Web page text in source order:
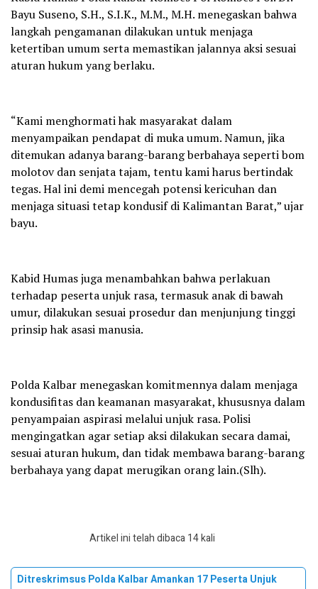
Bayu Suseno, S.H., S.I.K., M.M., M.H. menegaskan bahwa
langkah pengamanan dilakukan untuk menjaga
ketertiban umum serta memastikan jalannya aksi sesuai
aturan hukum yang berlaku.
“Kami menghormati hak masyarakat dalam
menyampaikan pendapat di muka umum. Namun, jika
ditemukan adanya barang-barang berbahaya seperti bom
molotov dan senjata tajam, tentu kami harus bertindak
tegas. Hal ini demi mencegah potensi kericuhan dan
menjaga situasi tetap kondusif di Kalimantan Barat,” ujar
bayu.
Kabid Humas juga menambahkan bahwa perlakuan
terhadap peserta unjuk rasa, termasuk anak di bawah
umur, dilakukan sesuai prosedur dan menjunjung tinggi
prinsip hak asasi manusia.
Polda Kalbar menegaskan komitmennya dalam menjaga
kondusifitas dan keamanan masyarakat, khususnya dalam
penyampaian aspirasi melalui unjuk rasa. Polisi
mengingatkan agar setiap aksi dilakukan secara damai,
sesuai aturan hukum, dan tidak membawa barang-barang
berbahaya yang dapat merugikan orang lain.(Slh).
Artikel ini telah dibaca 14 kali
Ditreskrimsus Polda Kalbar Amankan 17 Peserta Unjuk